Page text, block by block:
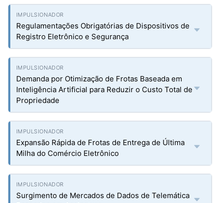
Regulamentações Obrigatórias de Dispositivos de
Registro Eletrônico e Segurança
Demanda por Otimização de Frotas Baseada em
Inteligência Artificial para Reduzir o Custo Total de
Propriedade
Expansão Rápida de Frotas de Entrega de Última
Milha do Comércio Eletrônico
Surgimento de Mercados de Dados de Telemática